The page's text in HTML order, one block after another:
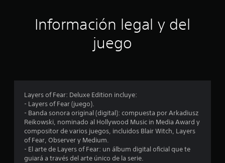
r
l
s
e
Información legal y del
juego
Layers of Fear: Deluxe Edition incluye:
- Layers of Fear (juego).
- Banda sonora original (digital): compuesta por Arkadiusz
Reikowski, nominado al Hollywood Music in Media Award y
compositor de varios juegos, incluidos Blair Witch, Layers
of Fear, Observer y Medium.
- El arte de Layers of Fear: un álbum digital oficial que te
guiará a través del arte único de la serie.